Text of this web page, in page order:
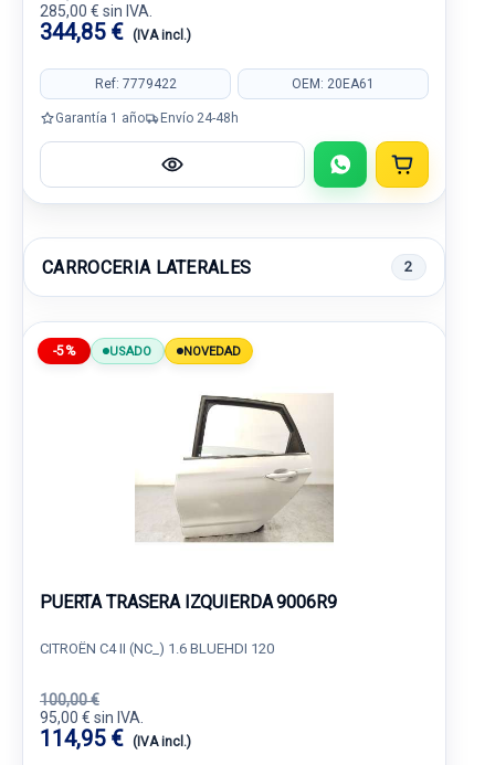
285,00 € sin IVA.
344,85 € (IVA incl.)
Ref: 7779422 OEM: 20EA61
Garantía 1 año Envío 24-48h
CARROCERIA LATERALES 2
-5% USADO NOVEDAD
PUERTA TRASERA IZQUIERDA 9006R9
CITROËN C4 II (NC_) 1.6 BLUEHDI 120
100,00 €
95,00 € sin IVA.
114,95 € (IVA incl.)